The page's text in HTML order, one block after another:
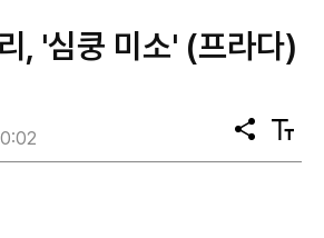
, '심쿵 미소' (프라다)
공
유
텍
스